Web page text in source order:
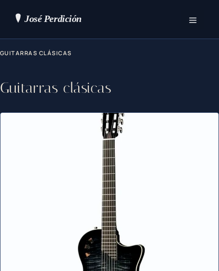
GUITARRAS CLÁSICAS
Guitarras clásicas